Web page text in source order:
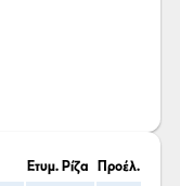
Ετυμ. Ρίζα Προέλ.